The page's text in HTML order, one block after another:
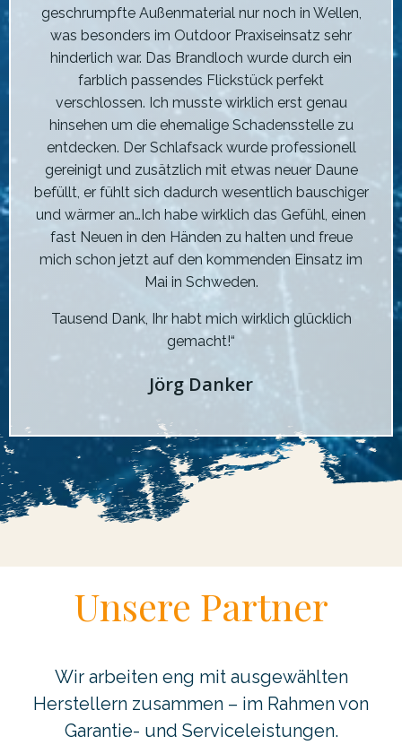
geschrumpfte Außenmaterial nur noch in Wellen,
was besonders im Outdoor Praxiseinsatz sehr
hinderlich war. Das Brandloch wurde durch ein
farblich passendes Flickstück perfekt
verschlossen. Ich musste wirklich erst genau
hinsehen um die ehemalige Schadensstelle zu
entdecken. Der Schlafsack wurde professionell
gereinigt und zusätzlich mit etwas neuer Daune
befüllt, er fühlt sich dadurch wesentlich bauschiger
und wärmer an…Ich habe wirklich das Gefühl, einen
fast Neuen in den Händen zu halten und freue
mich schon jetzt auf den kommenden Einsatz im
Mai in Schweden.
Tausend Dank, Ihr habt mich wirklich glücklich
gemacht!“
Jörg Danker
Unsere Partner
Wir arbeiten eng mit ausgewählten
Herstellern zusammen – im Rahmen von
Garantie- und Serviceleistungen.